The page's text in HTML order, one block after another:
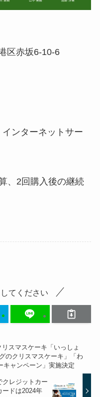
区赤坂6-10-6
ンターネットサー
、2回購入後の継続
てください
スマスケーキ「いっしょ
のクリスマスケーキ」「わ
キャンペーン」実施決定
クレジットカー
ードは2024年